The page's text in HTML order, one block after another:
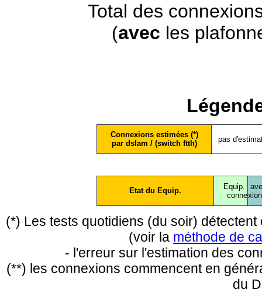
Total des
(avec les
Connexions estimées (*)
par dslam / (switch ftth)
pas
Etat du Equip.
Equip.
conne
(*) Les tests quotidiens (du soir)
(voir la méthode de
- l'erreur sur l'estimation des
(**) les connexions commencent en
du